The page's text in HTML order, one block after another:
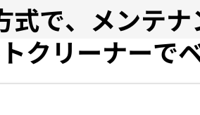
式で、メンテナ
クリーナーで
式で、メンテナ
クリーナーで